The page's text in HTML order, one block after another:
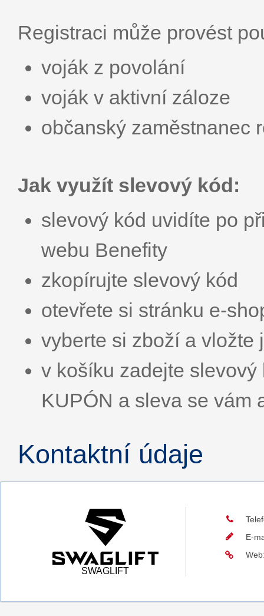
Registraci může provést
voják z povolání
voják v aktivní záloze
občanský zaměstnanec
Jak využít slevový kód:
slevový kód uvidíte po
webu Benefity
zkopírujte slevový kód
otevřete si stránku e-
vyberte si zboží a vložte
v košíku zadejte
KUPÓN a sleva se vám
Kontaktní údaje
SWAGLIFT
E-